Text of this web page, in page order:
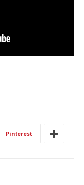
Pinterest